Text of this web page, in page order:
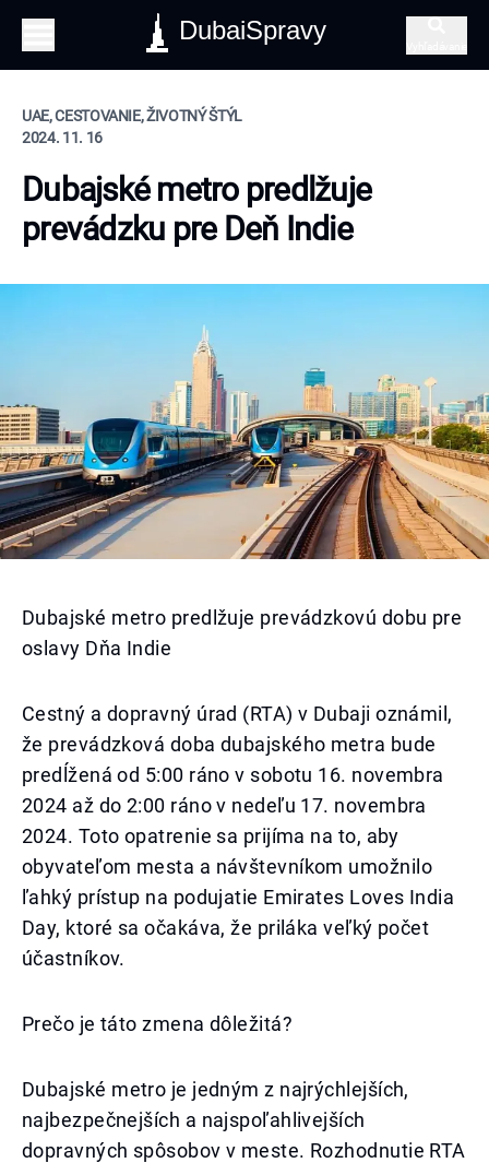
DubaiSpravy
UAE, CESTOVANIE, ŽIVOTNÝ ŠTÝL
2024. 11. 16
Dubajské metro predlžuje
prevádzku pre Deň Indie
Dubajské metro predlžuje prevádzkovú dobu pre
oslavy Dňa Indie
Cestný a dopravný úrad (RTA) v Dubaji oznámil,
že prevádzková doba dubajského metra bude
predĺžená od 5:00 ráno v sobotu 16. novembra
2024 až do 2:00 ráno v nedeľu 17. novembra
2024. Toto opatrenie sa prijíma na to, aby
obyvateľom mesta a návštevníkom umožnilo
ľahký prístup na podujatie Emirates Loves India
Day, ktoré sa očakáva, že priláka veľký počet
účastníkov.
Prečo je táto zmena dôležitá?
Dubajské metro je jedným z najrýchlejších,
najbezpečnejších a najspoľahlivejších
dopravných spôsobov v meste. Rozhodnutie RTA